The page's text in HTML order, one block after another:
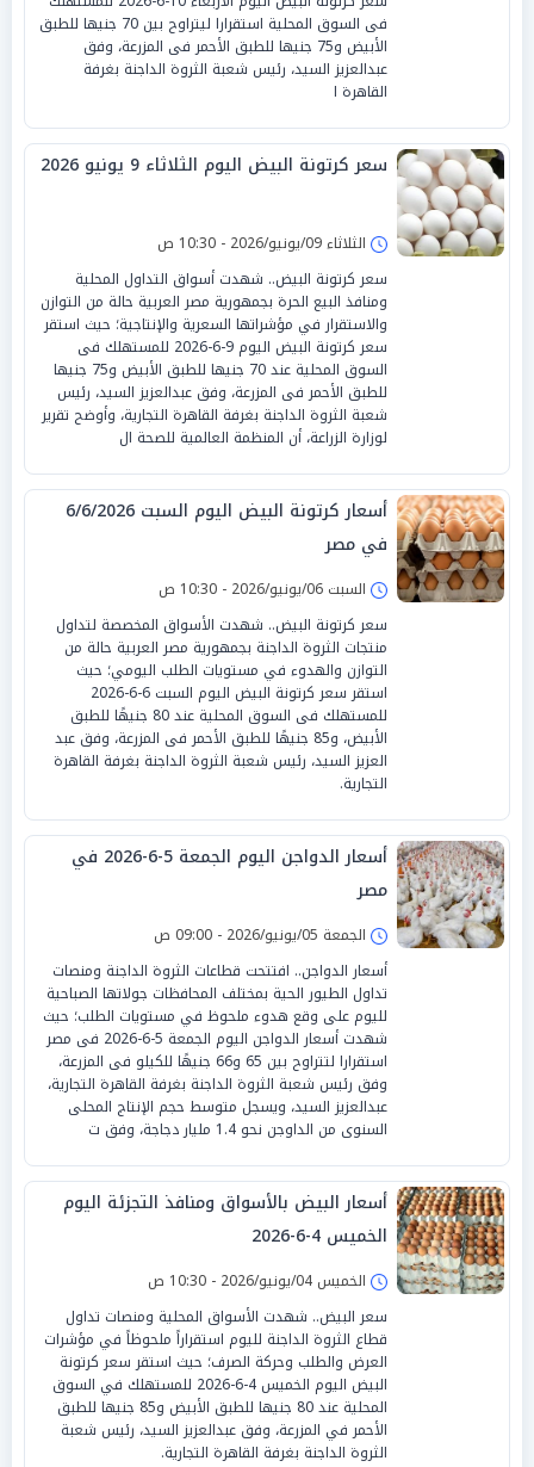
فى السوق المحلية استقرارا ليتراوح بين 70 جنيها للطبق
الأبيض و75 جنيها للطبق الأحمر فى المزرعة، وفق
عبدالعزيز السيد، رئيس شعبة الثروة الداجنة بغرفة
القاهرة ا
سعر كرتونة البيض اليوم الثلاثاء 9 يونيو 2026
الثلاثاء 09/يونيو/2026 - 10:30 ص
سعر كرتونة البيض.. شهدت أسواق التداول المحلية
ومنافذ البيع الحرة بجمهورية مصر العربية حالة من التوازن
والاستقرار في مؤشراتها السعرية والإنتاجية؛ حيث استقر
سعر كرتونة البيض اليوم 9-6-2026 للمستهلك فى
السوق المحلية عند 70 جنيها للطبق الأبيض و75 جنيها
للطبق الأحمر فى المزرعة، وفق عبدالعزيز السيد، رئيس
شعبة الثروة الداجنة بغرفة القاهرة التجارية، وأوضح تقرير
لوزارة الزراعة، أن المنظمة العالمية للصحة ال
أسعار كرتونة البيض اليوم السبت 6/6/2026
في مصر
السبت 06/يونيو/2026 - 10:30 ص
سعر كرتونة البيض.. شهدت الأسواق المخصصة لتداول
منتجات الثروة الداجنة بجمهورية مصر العربية حالة من
التوازن والهدوء في مستويات الطلب اليومي؛ حيث
استقر سعر كرتونة البيض اليوم السبت 6-6-2026
للمستهلك فى السوق المحلية عند 80 جنيهًا للطبق
الأبيض، و85 جنيهًا للطبق الأحمر فى المزرعة، وفق عبد
العزيز السيد، رئيس شعبة الثروة الداجنة بغرفة القاهرة
التجارية.
أسعار الدواجن اليوم الجمعة 5-6-2026 في
مصر
الجمعة 05/يونيو/2026 - 09:00 ص
أسعار الدواجن.. افتتحت قطاعات الثروة الداجنة ومنصات
تداول الطيور الحية بمختلف المحافظات جولاتها الصباحية
لليوم على وقع هدوء ملحوظ في مستويات الطلب؛ حيث
شهدت أسعار الدواجن اليوم الجمعة 5-6-2026 فى مصر
استقرارا لتتراوح بين 65 و66 جنيهًا للكيلو فى المزرعة،
وفق رئيس شعبة الثروة الداجنة بغرفة القاهرة التجارية،
عبدالعزيز السيد، ويسجل متوسط حجم الإنتاج المحلى
السنوى من الداوجن نحو 1.4 مليار دجاجة، وفق ت
أسعار البيض بالأسواق ومنافذ التجزئة اليوم
الخميس 4-6-2026
الخميس 04/يونيو/2026 - 10:30 ص
سعر البيض.. شهدت الأسواق المحلية ومنصات تداول
قطاع الثروة الداجنة لليوم استقراراً ملحوظاً في مؤشرات
العرض والطلب وحركة الصرف؛ حيث استقر سعر كرتونة
البيض اليوم الخميس 4-6-2026 للمستهلك في السوق
المحلية عند 80 جنيها للطبق الأبيض و85 جنيها للطبق
الأحمر في المزرعة، وفق عبدالعزيز السيد، رئيس شعبة
الثروة الداجنة بغرفة القاهرة التجارية.